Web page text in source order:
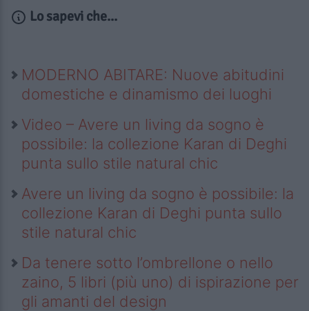
Lo sapevi che...
MODERNO ABITARE: Nuove abitudini
domestiche e dinamismo dei luoghi
Video – Avere un living da sogno è
possibile: la collezione Karan di Deghi
punta sullo stile natural chic
Avere un living da sogno è possibile: la
collezione Karan di Deghi punta sullo
stile natural chic
Da tenere sotto l’ombrellone o nello
zaino, 5 libri (più uno) di ispirazione per
gli amanti del design